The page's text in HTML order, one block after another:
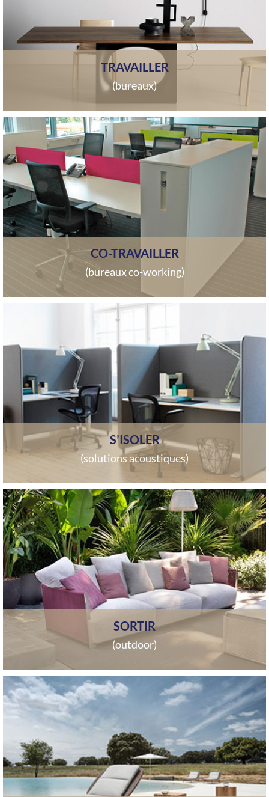
TRAVAILLER
(bureaux)
CO-TRAVAILLER
(bureaux co-working)
S’ISOLER
(solutions acoustiques)
SORTIR
(outdoor)